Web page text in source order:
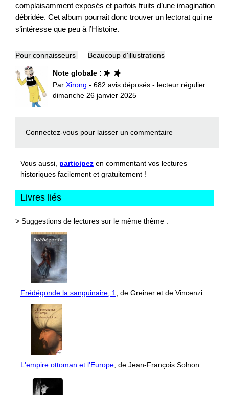
complaisamment exposés et parfois fruits d’une imagination
débridée. Cet album pourrait donc trouver un lectorat qui ne
s’intéresse que peu à l’Histoire.
Pour connaisseurs Beaucoup d'illustrations
Note globale :
Par Xirong - 682 avis déposés - lecteur régulier
dimanche 26 janvier 2025
Connectez-vous pour laisser un commentaire
Vous aussi, participez en commentant vos lectures
historiques facilement et gratuitement !
Livres liés
> Suggestions de lectures sur le même thème :
Frédégonde la sanguinaire, 1 , de Greiner et de Vincenzi
L'empire ottoman et l'Europe , de Jean-François Solnon